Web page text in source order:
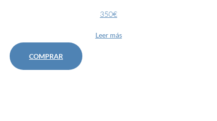
350€
Leer más
COMPRAR